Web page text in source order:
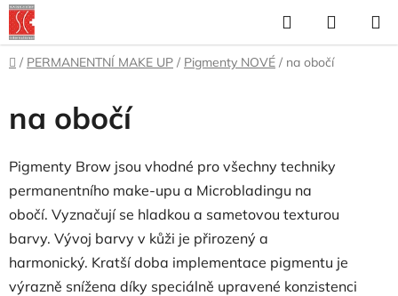
Přejít
na
obsah
Hledat
KOŠÍK
Domů
/ PERMANENTNÍ MAKE UP / Pigmenty NOVÉ / na obočí
na obočí
Pigmenty Brow jsou vhodné pro všechny techniky
permanentního make-upu a Microbladingu na
obočí. Vyznačují se hladkou a sametovou texturou
barvy. Vývoj barvy v kůži je přirozený a
harmonický. Kratší doba implementace pigmentu je
výrazně snížena díky speciálně upravené konzistenci